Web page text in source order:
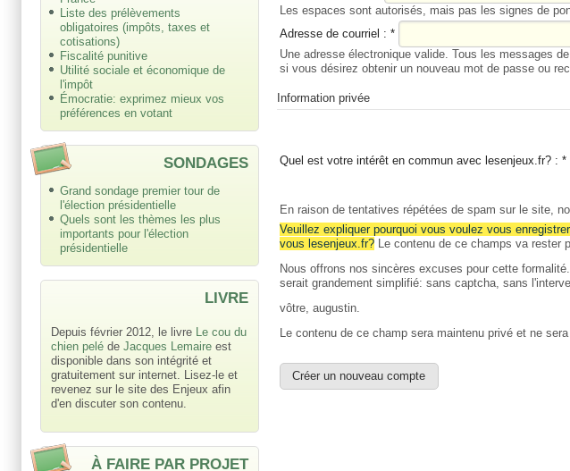
Liste des prélèvements
obligatoires (impôts, taxes et
cotisations)
Fiscalité punitive
Utilité sociale et économique de
l'impôt
Émocratie: exprimez mieux vos
préférences en votant
SONDAGES
Grand sondage premier tour de
l'élection présidentielle
Quels sont les thèmes les plus
importants pour l'élection
présidentielle
LIVRE
Depuis février 2012, le livre
Le cou du
chien pelé de Jacques Lemaire est
disponible dans son intégrité et
gratuitement sur internet. Lisez-le et
revenez sur le site des Enjeux afin
d'en discuter son contenu.
À FAIRE PAR PROJET
Les espaces sont autorisés, mais pas les signes de
Adresse de courriel :*
Une adresse électronique valide. Tous les messages
si vous désirez obtenir un nouveau mot de passe ou
Information privée
Quel est votre intérêt en commun avec lesenjeux.fr? :*
En raison de tentatives répétées de spam sur le site,
Veuillez expliquer pourquoi vous voulez vous
vous lesenjeux.fr? Le contenu de ce champs va rester
Nous offrons nos sincères excuses pour cette
serait grandement simplifié: sans captcha, sans
vôtre, augustin.
Le contenu de ce champ sera maintenu privé et ne